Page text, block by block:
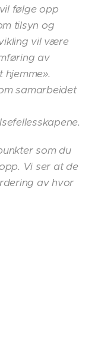
følge opp
tilsyn og
vil være
av
samarbeidet
som du
Vi ser at de
av hvor